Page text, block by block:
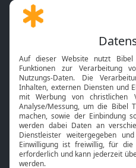
Gott und Bibel erklärt
Neuigkeiten
Bibel TV